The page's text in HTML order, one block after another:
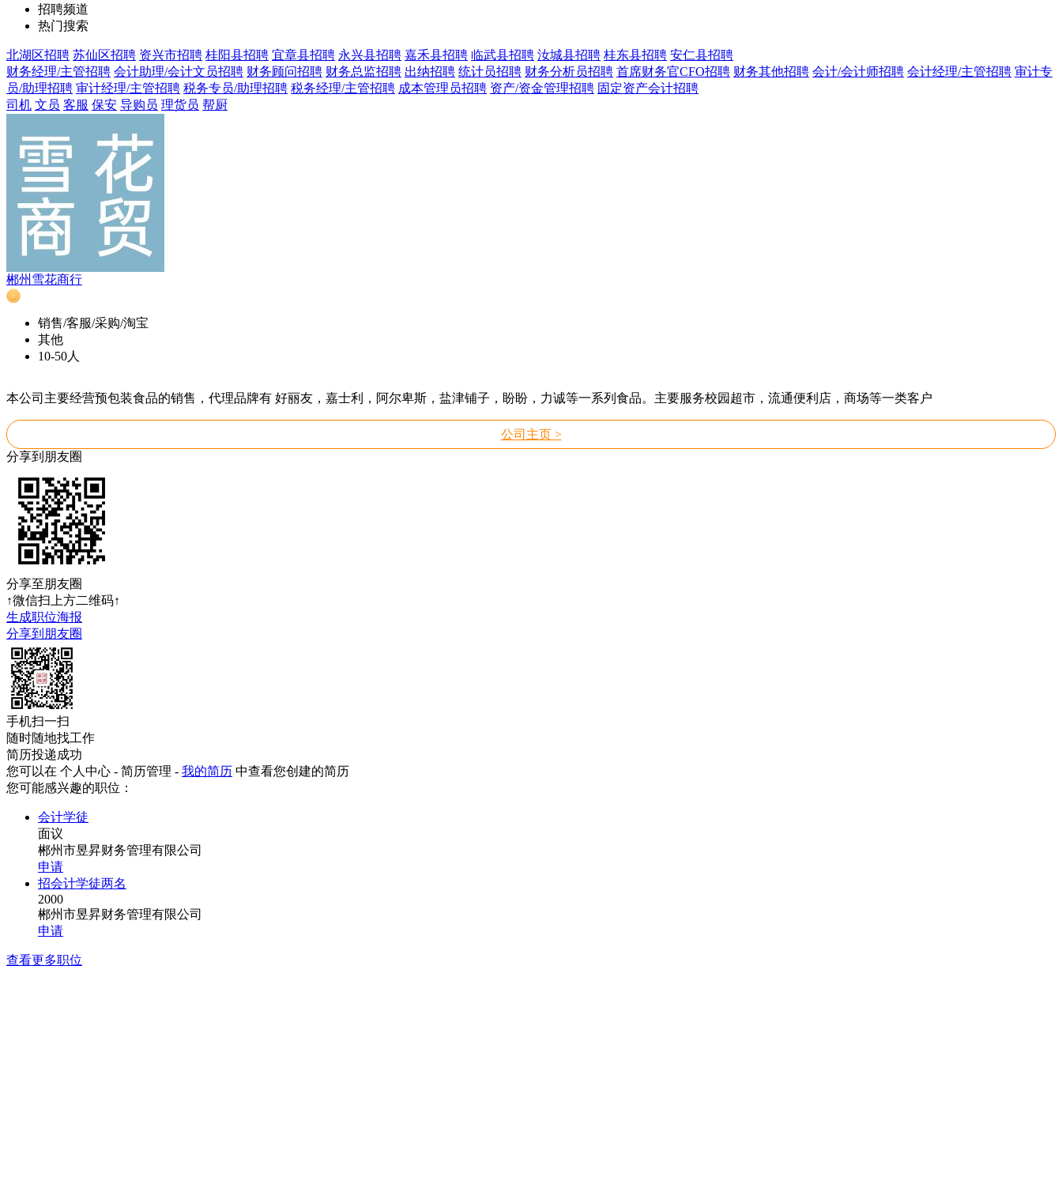
招聘频道
热门搜索
北湖区招聘 苏仙区招聘 资兴市招聘 桂阳县招聘 宜章县招聘 永兴县招聘 嘉禾县招聘 临武县招聘 汝城县招聘 桂东县招聘 安仁县招聘
财务经理/主管招聘 会计助理/会计文员招聘 财务顾问招聘 财务总监招聘 出纳招聘 统计员招聘 财务分析员招聘 首席财务官CFO招聘 财务其他招聘 会计/会计师招聘 会计经理/主管招聘 审计专
员/助理招聘 审计经理/主管招聘 税务专员/助理招聘 税务经理/主管招聘 成本管理员招聘 资产/资金管理招聘 固定资产会计招聘
司机 文员 客服 保安 导购员 理货员 帮厨
郴州雪花商行
销售/客服/采购/淘宝
其他
10-50人
本公司主要经营预包装食品的销售，代理品牌有 好丽友，嘉士利，阿尔卑斯，盐津铺子，盼盼，力诚等一系列食品。主要服务校园超市，流通便利店，商场等一类客户
公司主页 >
分享到朋友圈
分享至朋友圈
↑微信扫上方二维码↑
生成职位海报
分享到朋友圈
手机扫一扫
随时随地找工作
简历投递成功
您可以在 个人中心 - 简历管理 - 我的简历 中查看您创建的简历
您可能感兴趣的职位：
会计学徒
面议
郴州市昱昇财务管理有限公司
申请
招会计学徒两名
2000
郴州市昱昇财务管理有限公司
申请
查看更多职位